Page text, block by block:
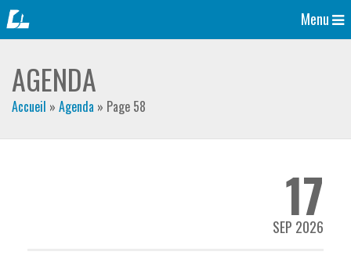
Menu
AGENDA
Accueil » Agenda » Page 58
17
SEP 2026